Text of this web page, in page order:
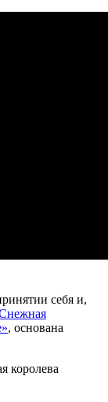
себя и,
, основана
королева